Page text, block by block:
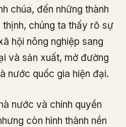
chúa, đến những thành
thịnh, chúng ta thấy rõ sự
hội nông nghiệp sang
và sản xuất, mở đường
nước quốc gia hiện đại.
nước và chính quyền
còn hình thành nền